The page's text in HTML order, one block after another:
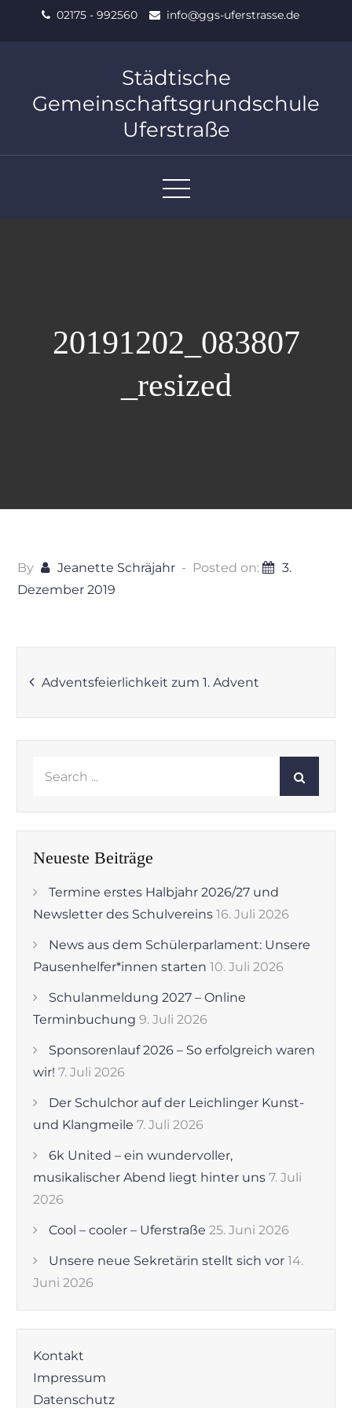
02175 - 992560 info@ggs-uferstrasse.de
Städtische
Gemeinschaftsgrundschule
Uferstraße
20191202_083807
_resized
By Jeanette Schräjahr Posted on:
3.
Dezember 2019
Beitragsnavigation
Adventsfeierlichkeit zum 1. Advent
Neueste Beiträge
Termine erstes Halbjahr 2026/27 und
Newsletter des Schulvereins 16. Juli 2026
News aus dem Schülerparlament: Unsere
Pausenhelfer*innen starten 10. Juli 2026
Schulanmeldung 2027 – Online
Terminbuchung 9. Juli 2026
Sponsorenlauf 2026 – So erfolgreich waren
wir! 7. Juli 2026
Der Schulchor auf der Leichlinger Kunst-
und Klangmeile 7. Juli 2026
6k United – ein wundervoller,
musikalischer Abend liegt hinter uns 7. Juli
2026
Cool – cooler – Uferstraße 25. Juni 2026
Unsere neue Sekretärin stellt sich vor 14.
Juni 2026
Kontakt
Impressum
Datenschutz